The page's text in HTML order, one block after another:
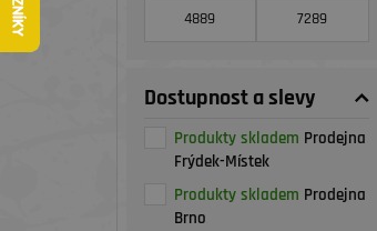
Dostupnost a slevy
Produkty skladem Prodejna
Frýdek-Místek
Produkty skladem Prodejna
Brno